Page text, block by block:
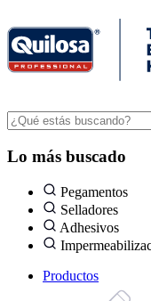
Lo más buscado
Pegamentos
Selladores
Adhesivos
Productos